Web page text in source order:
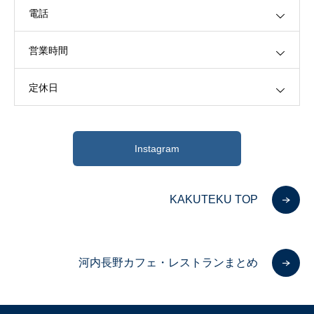
電話
営業時間
定休日
Instagram
KAKUTEKU TOP
河内長野カフェ・レストランまとめ